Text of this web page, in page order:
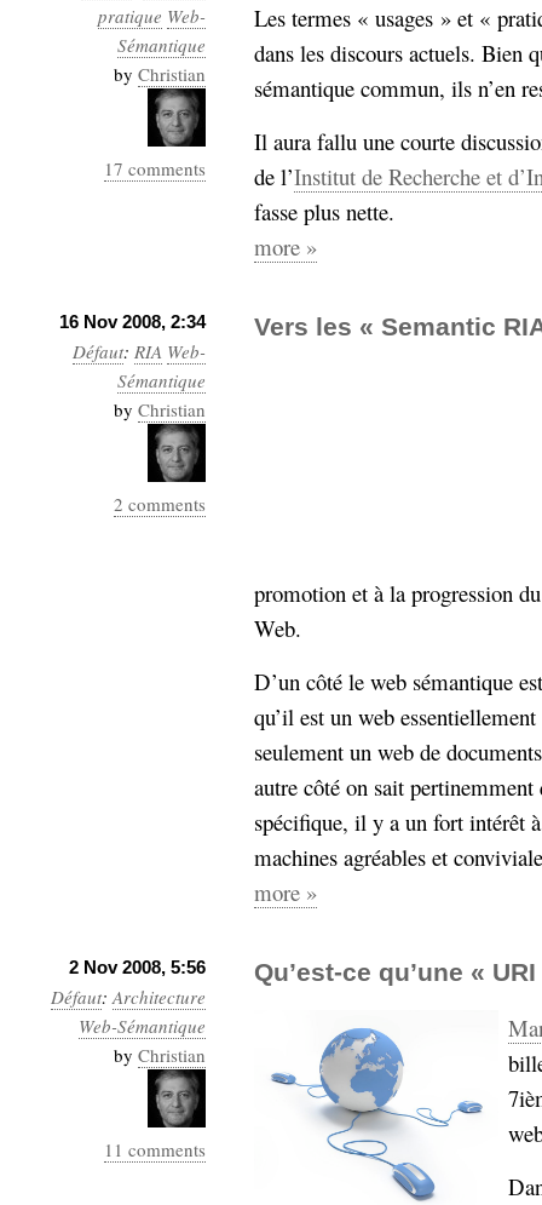
pratique Web-
Sémantique
by Christian
17 comments
Les termes « usages » et «
dans les discours actuels. Bien
sémantique commun, ils n’en
Il aura fallu une courte
de l’Institut de Recherche et
fasse plus nette.
more »
16 Nov 2008, 2:34
Défaut: RIA Web-
Sémantique
by Christian
2 comments
Vers les « Semantic
promotion et à la progression
Web.
D’un côté le web sémantique
qu’il est un web
seulement un web de
autre côté on sait
spécifique, il y a un fort intérêt
machines agréables et
more »
2 Nov 2008, 5:56
Défaut:Architecture
Web-Sémantique
by Christian
11 comments
Qu’est-ce qu’une «